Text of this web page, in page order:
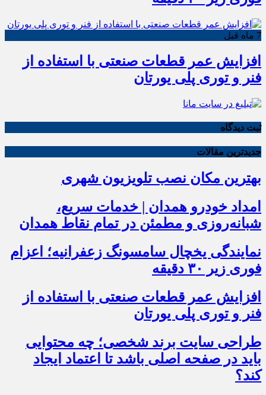
7 ماه قبل
افزایش عمر قطعات صنعتی با استفاده از
فنر و توری پلی یورتان
ثبت دیدگاه
جدیدترین مقالات
بهترین مکان نصب تلویزیون شهری
امداد خودرو همدان | خدمات سریع،
شبانه‌روزی و مطمئن در تمام نقاط همدان
نمایندگی یخچال سامسونگ زعفرانیه؛ اعزام
فوری زیر ۳۰ دقیقه
افزایش عمر قطعات صنعتی با استفاده از
فنر و توری پلی یورتان
طراحی سایت برند شخصی؛ چه محتوایی
باید در صفحه اصلی باشد تا اعتماد ایجاد
کند؟